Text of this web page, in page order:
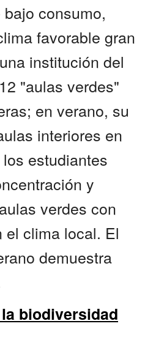
consumo,
favorable gran
institución del
"aulas verdes"
en verano, su
interiores en
estudiantes
y
verdes con
el clima local. El
demuestra
biodiversidad